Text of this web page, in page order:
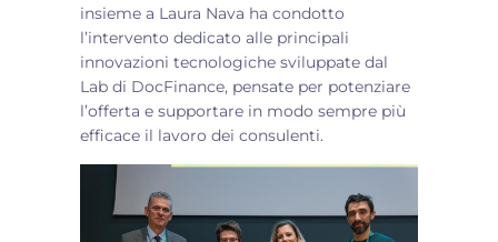
insieme a Laura Nava ha condotto
l’intervento dedicato alle principali
innovazioni tecnologiche sviluppate dal
Lab di DocFinance, pensate per potenziare
l’offerta e supportare in modo sempre più
efficace il lavoro dei consulenti.